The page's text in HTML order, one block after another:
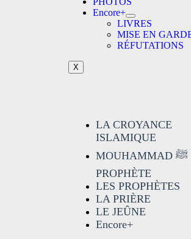
Encore+
LIVRES
MISE EN
RÉFUTATIONS
X
LA CROYANCE
ISLAMIQUE
MOUHAMMAD ﷺ LE
PROPHÈTE
LES PROPHÈTES
LA PRIÈRE
LE JEÛNE
Encore+